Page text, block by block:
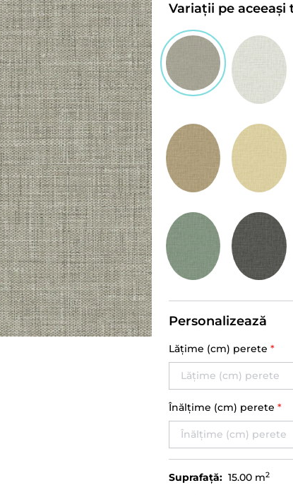
Variații pe aceeași
Personalizează
Lățime (cm) perete *
Înălțime (cm) perete *
Suprafață: 15.00 m2